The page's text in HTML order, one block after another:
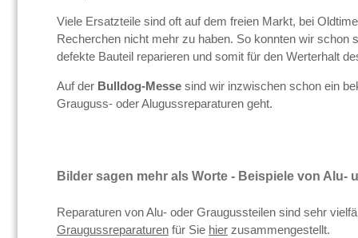
Viele Ersatzteile sind oft auf dem freien Markt, bei
Recherchen nicht mehr zu haben. So konnten wir
defekte Bauteil reparieren und somit für den Werterhalt
Auf der Bulldog-Messe sind wir inzwischen schon ein
Grauguss- oder Alugussreparaturen geht.
Bilder sagen mehr als Worte - Beispiele von Alu-
Reparaturen von Alu- oder Graugussteilen sind sehr
Graugussreparaturen für Sie hier zusammengestellt.